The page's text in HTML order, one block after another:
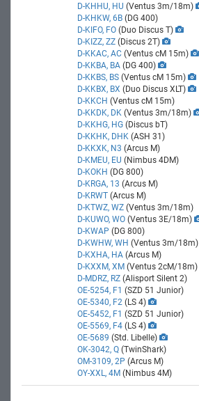
D-KHHU, HU (Ventus 3m/18m)
D-KHKW, 6B (DG 400)
D-KIFO, FO (Duo Discus T)
D-KIZZ, ZZ (Discus 2T)
D-KKAC, AC (Ventus cM 15m)
D-KKBA, BA (DG 400)
D-KKBS, BS (Ventus cM 15m)
D-KKBX, BX (Duo Discus XLT)
D-KKCH (Ventus cM 15m)
D-KKDK, DK (Ventus 3m/18m)
D-KKHG, HG (Discus bT)
D-KKHK, DHK (ASH 31)
D-KKXK, N3 (Arcus M)
D-KMEU, EU (Nimbus 4DM)
D-KOKH (DG 800)
D-KRGA, 13 (Arcus M)
D-KRWT (Arcus M)
D-KTWZ, WZ (Ventus 3m/18m)
D-KUWO, WO (Ventus 3E/18m)
D-KWAP (DG 800)
D-KWHW, WH (Ventus 3m/18m)
D-KXHA, HA (Arcus M)
D-KXXM, XM (Ventus 2cM/18m)
D-MDRZ, RZ (Alisport Silent 2)
OE-5254, F1 (SZD 51 Junior)
OE-5340, F2 (LS 4)
OE-5452, F1 (SZD 51 Junior)
OE-5569, F4 (LS 4)
OE-5689 (Std. Libelle)
OK-3042, Q (TwinShark)
OM-3109, 2P (Arcus M)
OY-XXL, 4M (Nimbus 4M)